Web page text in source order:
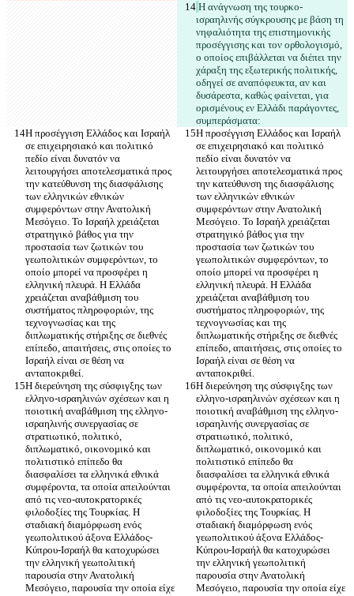
Η ανάγνωση της τουρκο-
ισραηλινής σύγκρουσης με βάση τη
νηφαλιότητα της επιστημονικής
προσέγγισης και τον ορθολογισμό,
ο οποίος επιβάλλεται να διέπει την
χάραξη της εξωτερικής πολιτικής,
οδηγεί σε αναπόφευκτα, αν και
δυσάρεστα, καθώς φαίνεται, για
ορισμένους εν Ελλάδι παράγοντες,
Η προσέγγιση Ελλάδος και Ισραήλ
σε επιχειρησιακό και πολιτικό
πεδίο είναι δυνατόν να
λειτουργήσει αποτελεσματικά προς
την κατεύθυνση της διασφάλισης
των ελληνικών εθνικών
συμφερόντων στην Ανατολική
Μεσόγειο. Το Ισραήλ χρειάζεται
στρατηγικό βάθος για την
προστασία των ζωτικών του
γεωπολιτικών συμφερόντων, το
οποίο μπορεί να προσφέρει η
ελληνική πλευρά. Η Ελλάδα
χρειάζεται αναβάθμιση του
συστήματος πληροφοριών, της
τεχνογνωσίας και της
διπλωματικής στήριξης σε διεθνές
επίπεδο, απαιτήσεις, στις οποίες το
Ισραήλ είναι σε θέση να
Η προσέγγιση Ελλάδος και Ισραήλ
σε επιχειρησιακό και πολιτικό
πεδίο είναι δυνατόν να
λειτουργήσει αποτελεσματικά προς
την κατεύθυνση της διασφάλισης
των ελληνικών εθνικών
συμφερόντων στην Ανατολική
Μεσόγειο. Το Ισραήλ χρειάζεται
στρατηγικό βάθος για την
προστασία των ζωτικών του
γεωπολιτικών συμφερόντων, το
οποίο μπορεί να προσφέρει η
ελληνική πλευρά. Η Ελλάδα
χρειάζεται αναβάθμιση του
συστήματος πληροφοριών, της
τεχνογνωσίας και της
διπλωματικής στήριξης σε διεθνές
επίπεδο, απαιτήσεις, στις οποίες το
Ισραήλ είναι σε θέση να
Η διερεύνηση της σύσφιγξης των
ελληνο-ισραηλινών σχέσεων και η
ποιοτική αναβάθμιση της ελληνο-
ισραηλινής συνεργασίας σε
στρατιωτικό, πολιτικό,
διπλωματικό, οικονομικό και
πολιτιστικό επίπεδο θα
διασφαλίσει τα ελληνικά εθνικά
συμφέροντα, τα οποία απειλούνται
από τις νεο-αυτοκρατορικές
φιλοδοξίες της Τουρκίας. Η
σταδιακή διαμόρφωση ενός
γεωπολιτικού άξονα Ελλάδος-
Κύπρου-Ισραήλ θα κατοχυρώσει
την ελληνική γεωπολιτική
παρουσία στην Ανατολική
Μεσόγειο, παρουσία την οποία είχε
Η διερεύνηση της σύσφιγξης των
ελληνο-ισραηλινών σχέσεων και η
ποιοτική αναβάθμιση της ελληνο-
ισραηλινής συνεργασίας σε
στρατιωτικό, πολιτικό,
διπλωματικό, οικονομικό και
πολιτιστικό επίπεδο θα
διασφαλίσει τα ελληνικά εθνικά
συμφέροντα, τα οποία απειλούνται
από τις νεο-αυτοκρατορικές
φιλοδοξίες της Τουρκίας. Η
σταδιακή διαμόρφωση ενός
γεωπολιτικού άξονα Ελλάδος-
Κύπρου-Ισραήλ θα κατοχυρώσει
την ελληνική γεωπολιτική
παρουσία στην Ανατολική
Μεσόγειο, παρουσία την οποία είχε